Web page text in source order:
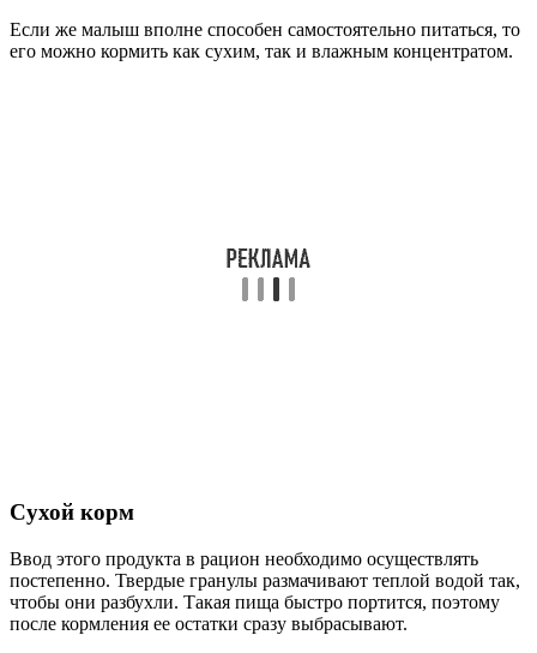
Если же малыш вполне способен самостоятельно питаться, то
его можно кормить как сухим, так и влажным концентратом.
Сухой корм
Ввод этого продукта в рацион необходимо осуществлять
постепенно. Твердые гранулы размачивают теплой водой так,
чтобы они разбухли. Такая пища быстро портится, поэтому
после кормления ее остатки сразу выбрасывают.